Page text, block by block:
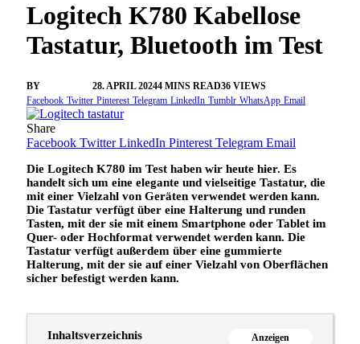
Logitech K780 Kabellose
Tastatur, Bluetooth im Test
BY 28. APRIL 20244 MINS READ36 VIEWS
Facebook Twitter Pinterest Telegram LinkedIn Tumblr WhatsApp Email
Share
Facebook Twitter LinkedIn Pinterest Telegram Email
Die Logitech K780 im Test haben wir heute hier. Es
handelt sich um eine elegante und vielseitige Tastatur, die
mit einer Vielzahl von Geräten verwendet werden kann.
Die Tastatur verfügt über eine Halterung und runden
Tasten, mit der sie mit einem Smartphone oder Tablet im
Quer- oder Hochformat verwendet werden kann. Die
Tastatur verfügt außerdem über eine gummierte
Halterung, mit der sie auf einer Vielzahl von Oberflächen
sicher befestigt werden kann.
Inhaltsverzeichnis Anzeigen